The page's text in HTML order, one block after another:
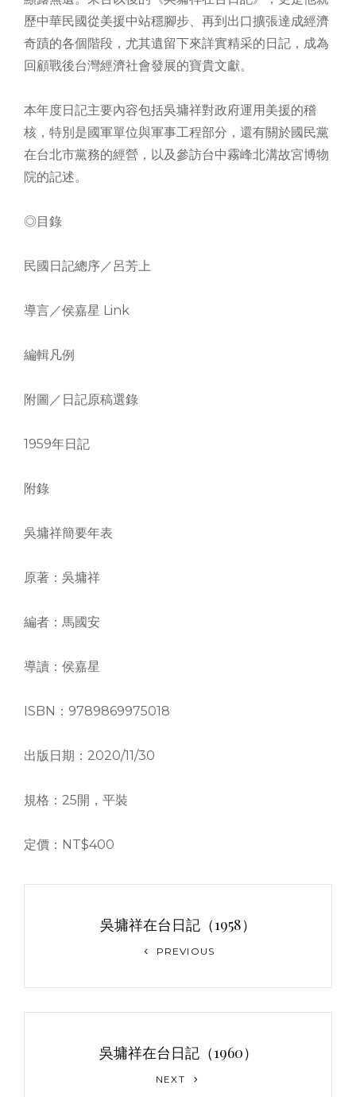
歷中華民國從美援中站穩腳步、再到出口擴張達成經濟
奇蹟的各個階段，尤其遺留下來詳實精采的日記，成為
回顧戰後台灣經濟社會發展的寶貴文獻。
本年度日記主要內容包括吳墉祥對政府運用美援的稽
核，特別是國軍單位與軍事工程部分，還有關於國民黨
在台北市黨務的經營，以及參訪台中霧峰北溝故宮博物
院的記述。
◎目錄
民國日記總序／呂芳上
導言／侯嘉星 Link
編輯凡例
附圖／日記原稿選錄
1959年日記
附錄
吳墉祥簡要年表
原著：吳墉祥
編者：馬國安
導讀：侯嘉星
ISBN：9789869975018
出版日期：2020/11/30
規格：25開，平裝
定價：NT$400
吳墉祥在台日記（1958）
PREVIOUS
吳墉祥在台日記（1960）
NEXT